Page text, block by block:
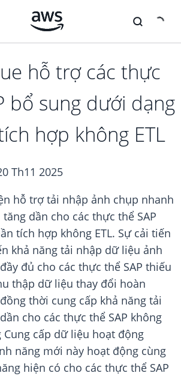
hỗ trợ các thực
bổ sung dưới dạng
hợp không ETL
Th11 2025
hỗ trợ tải nhập ảnh chụp nhanh
dần cho các thực thể SAP
tích hợp không ETL. Sự cải tiến
khả năng tải nhập dữ liệu ảnh
đủ cho các thực thể SAP thiếu
thập dữ liệu thay đổi hoàn
đồng thời cung cấp khả năng tải
cho các thực thể SAP không
cấp dữ liệu hoạt động
năng mới này hoạt động cùng
hiện có cho các thực thể SAP